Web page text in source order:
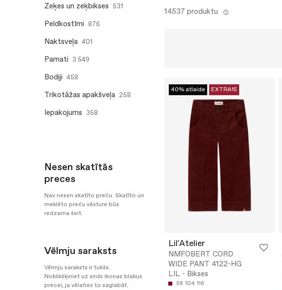
Zeķes un zeķbikses 531
Peldkostīmi 876
Naktsveļa 401
Pamati 3 549
Bodiji 458
Trikotāžas apakšveļa 258
Iepakojums 358
Nesen skatītās
preces
Nav nesen skatīto preču. Skatīto un
meklēto preču vēsture būs
redzama šeit.
Vēlmju saraksts
Vēlmju saraksts ir tukšs.
Noklikšķiniet uz sirds ikonas blakus
precei, ja vēlaties to saglabāt.
14537 produktu
40% atlaide EXTRA15
Lil'Atelier
NMFOBERT CORD
WIDE PANT 4122-HG
LIL - Bikses
98 104 116